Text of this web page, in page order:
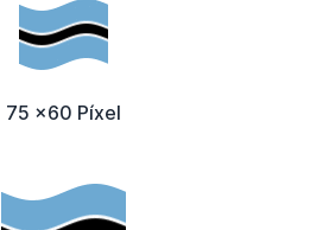
75 x60 Píxel